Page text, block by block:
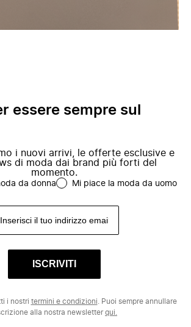
essere sempre sul
i nuovi arrivi, le offerte esclusive e
di moda dai brand più forti del
momento.
da donna Mi piace la moda da uomo
ISCRIVITI
i nostri termini e condizioni . Puoi sempre annullare
alla nostra newsletterqui.